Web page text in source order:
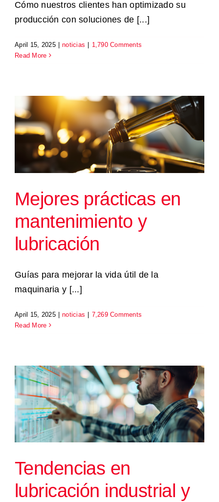
Productos y Soluciones
Servicios
Industrias
Recursos
Cómo nuestros clientes han optimizado su
producción con soluciones de [...]
April 15, 2025 noticias
1,790 Comments
Read More
Mejores prácticas en
mantenimiento y
lubricación
Guías para mejorar la vida útil de la
maquinaria y [...]
April 15, 2025 | noticias | 7,269 Comments
Read More
Tendencias en
lubricación industrial y